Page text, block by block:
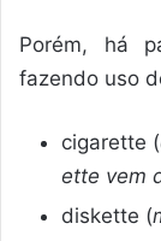
Porém, há
fazendo uso
cigarette (
ette vem
diskette (